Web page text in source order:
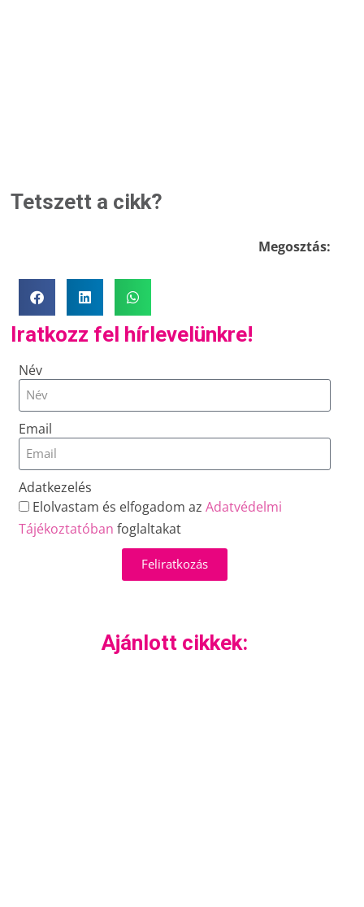
Tetszett a cikk?
Megosztás:
Iratkozz fel hírlevelünkre!
Név
Email
Adatkezelés
Elolvastam és elfogadom azAdatvédelmi
Tájékoztatóban foglaltakat
Feliratkozás
Ajánlott cikkek: